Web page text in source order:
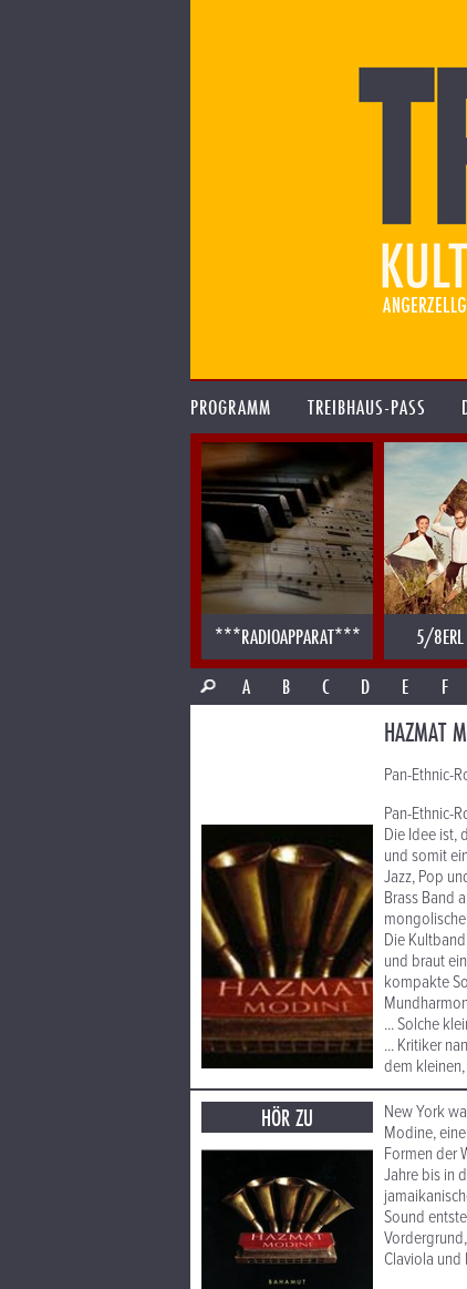
PROGRAMM TREIBHAUS-PASS
***RADIOAPPARAT***
5/
A
B C D E F
HAZMAT
Pan-Ethnic-
Pan-Ethnic-
Die Idee ist,
und somit
Jazz, Pop
Brass Band
Die
und braut
kompakte
... Solche
... Kritiker
dem
HÖR ZU
New York
Modine,
Formen der
Jahre bis in
Sound
Claviola und